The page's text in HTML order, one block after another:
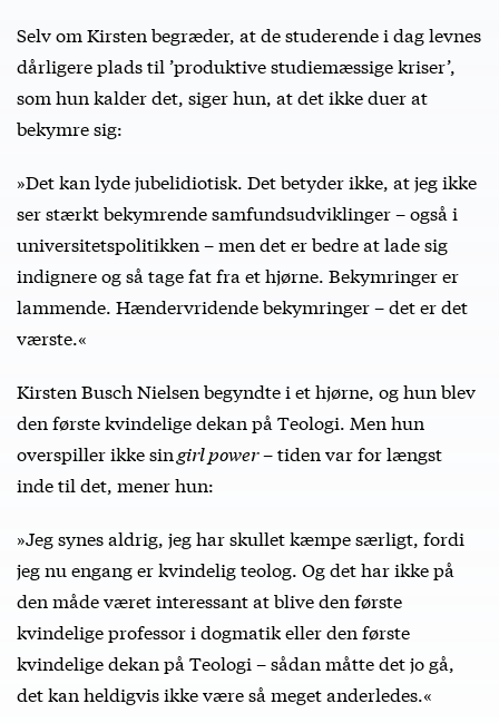
Selv om Kirsten begræder, at de studerende i dag levnes
dårligere plads til ’produktive studiemæssige kriser’,
som hun kalder det, siger hun, at det ikke duer at
bekymre sig:
»Det kan lyde jubelidiotisk. Det betyder ikke, at jeg ikke
ser stærkt bekymrende samfundsudviklinger – også i
universitetspolitikken – men det er bedre at lade sig
indignere og så tage fat fra et hjørne. Bekymringer er
lammende. Hændervridende bekymringer – det er det
værste.«
Kirsten Busch Nielsen begyndte i et hjørne, og hun blev
den første kvindelige dekan på Teologi. Men hun
overspiller ikke sin girl power– tiden var for længst
inde til det, mener hun:
»Jeg synes aldrig, jeg har skullet kæmpe særligt, fordi
jeg nu engang er kvindelig teolog. Og det har ikke på
den måde været interessant at blive den første
kvindelige professor i dogmatik eller den første
kvindelige dekan på Teologi – sådan måtte det jo gå,
det kan heldigvis ikke være så meget anderledes.«